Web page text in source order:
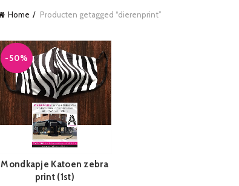
Home Producten getagged “dierenprint”
-50%
IN WINKELMAND
Mondkapje Katoen zebra
print (1st)